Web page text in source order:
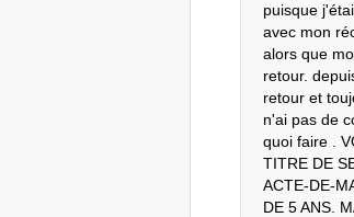
puisque
avec mon
alors que
retour.
retour et
n'ai pas de
quoi faire .
TITRE DE
ACTE-DE-
DE 5 ANS.